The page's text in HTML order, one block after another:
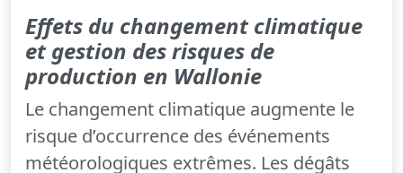
Effets du changement climatique
et gestion des risques de
production en Wallonie
Le changement climatique augmente le
risque d’occurrence des événements
météorologiques extrêmes. Les dégâts